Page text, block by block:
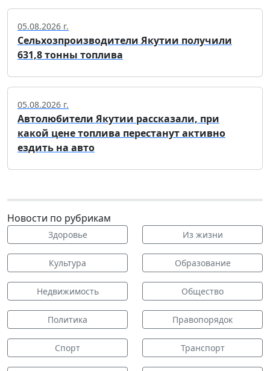
05.08.2026 г.
Сельхозпроизводители Якутии получили
631,8 тонны топлива
05.08.2026 г.
Автолюбители Якутии рассказали, при
какой цене топлива перестанут активно
ездить на авто
Новости по рубрикам
Здоровье Из жизни
Культура Образование
Недвижимость Общество
Политика Правопорядок
Спорт Транспорт